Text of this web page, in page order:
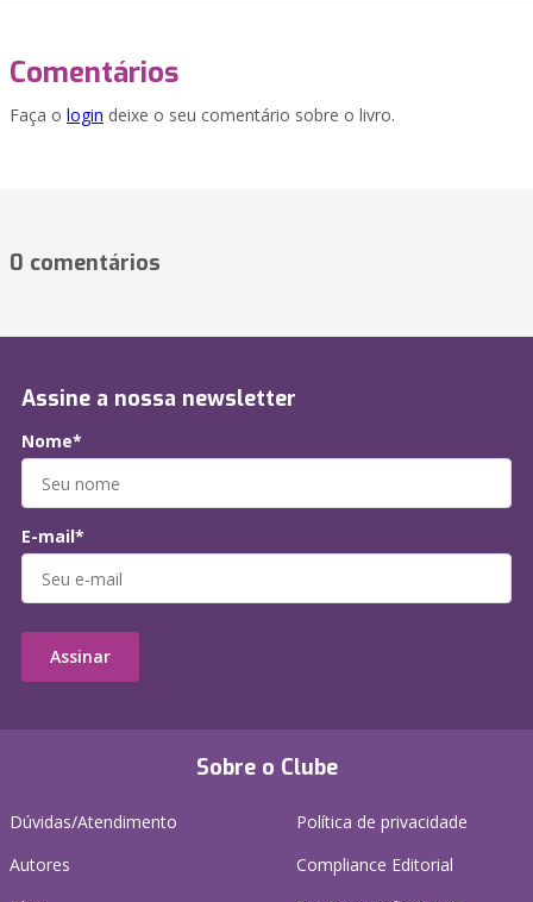
Comentários
Faça o login deixe o seu comentário sobre o livro.
0 comentários
Sobre o Clube
Dúvidas/Atendimento
Autores
Política de privacidade
Compliance Editorial
Assine a nossa newsletter
Nome*
E-mail*
Assinar